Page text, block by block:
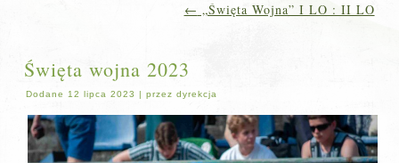
← „Święta Wojna” I LO : II LO
Święta wojna 2023
Dodane 12 lipca 2023 |przez dyrekcja